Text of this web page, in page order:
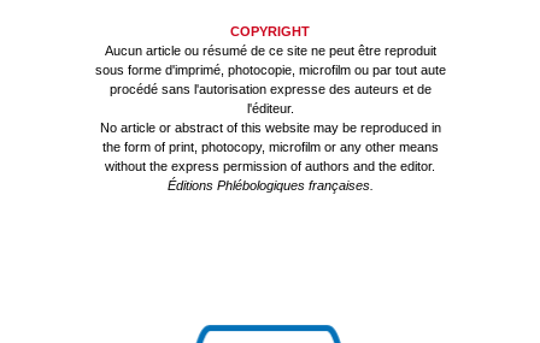
COPYRIGHT
Aucun article ou résumé de ce site ne peut être reproduit
sous forme d'imprimé, photocopie, microfilm ou par tout aute
procédé sans l'autorisation expresse des auteurs et de
l'éditeur.
No article or abstract of this website may be reproduced in
the form of print, photocopy, microfilm or any other means
without the express permission of authors and the editor.
Éditions Phlébologiques françaises.